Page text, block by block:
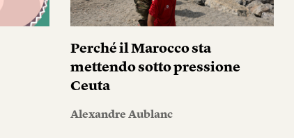
Perché il Marocco sta
mettendo sotto pressione
Ceuta
Alexandre Aublanc